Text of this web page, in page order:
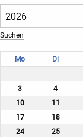
Mo Di
3
4
10
11
17
18
24
25